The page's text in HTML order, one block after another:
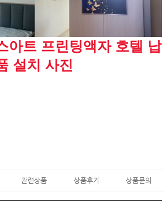
아트 프린팅액자 호텔 납
설치 사진
관련상품 상품후기 상품문의